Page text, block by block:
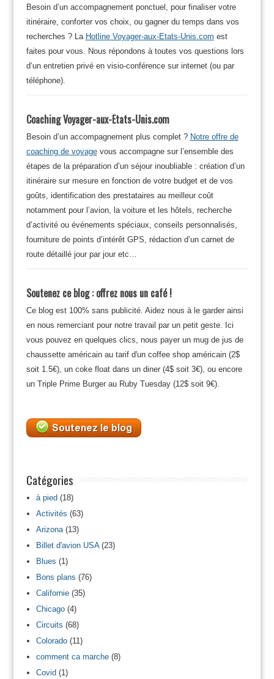
Besoin d’un accompagnement ponctuel, pour finaliser votre
itinéraire, conforter vos choix, ou gagner du temps dans vos
recherches ? La Hotline Voyager-aux-Etats-Unis.com est
faites pour vous. Nous répondons à toutes vos questions lors
d’un entretien privé en visio-conférence sur internet (ou par
téléphone).
Coaching Voyager-aux-Etats-Unis.com
Besoin d’un accompagnement plus complet ? Notre offre de
coaching de voyagevous accompagne sur l’ensemble des
étapes de la préparation d’un séjour inoubliable : création d’un
itinéraire sur mesure en fonction de votre budget et de vos
goûts, identification des prestataires au meilleur coût
notamment pour l’avion, la voiture et les hôtels, recherche
d’activité ou événements spéciaux, conseils personnalisés,
fourniture de points d’intérêt GPS, rédaction d’un carnet de
route détaillé jour par jour etc…
Soutenez ce blog : offrez nous un café !
Ce blog est 100% sans publicité. Aidez nous à le garder ainsi
en nous remerciant pour notre travail par un petit geste. Ici
vous pouvez en quelques clics, nous payer un mug de jus de
chaussette américain au tarif d'un coffee shop américain (2$
soit 1.5€), un coke float dans un diner (4$ soit 3€), ou encore
un Triple Prime Burger au Ruby Tuesday (12$ soit 9€).
Catégories
à pied(18)
Activités (63)
Arizona(13)
Billet d'avion USA(23)
Blues (1)
Bons plans (76)
Californie(35)
Chicago(4)
Circuits (68)
Colorado(11)
comment ca marche(8)
Covid(1)